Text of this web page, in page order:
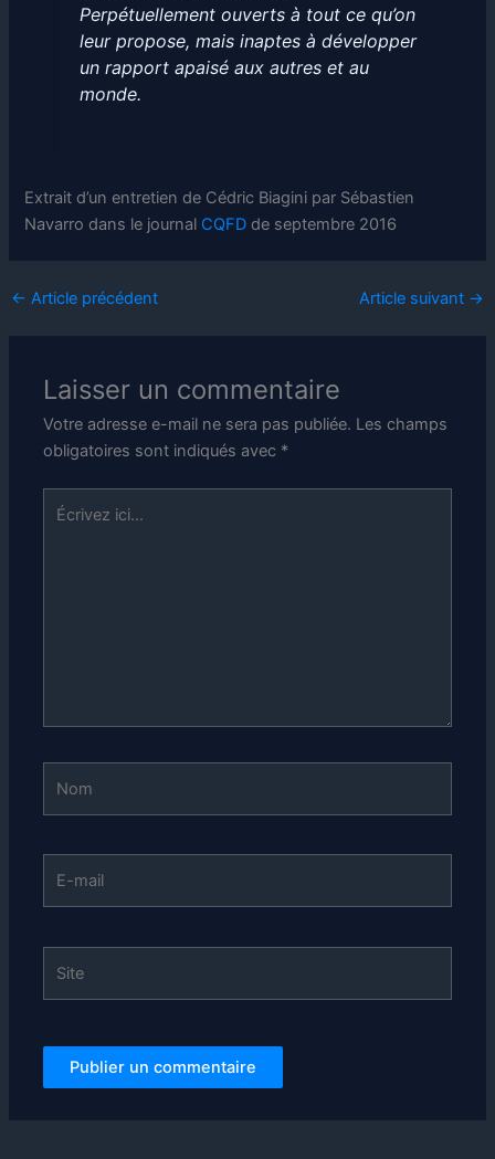
Perpétuellement ouverts à tout ce qu’on
leur propose, mais inaptes à développer
un rapport apaisé aux autres et au
monde.
Extrait d’un entretien de Cédric Biagini par Sébastien
Navarro dans le journal CQFD de septembre 2016
← Article précédent Article suivant →
Laisser un commentaire
Votre adresse e-mail ne sera pas publiée. Les champs
obligatoires sont indiqués avec *
Écrivez
ici…